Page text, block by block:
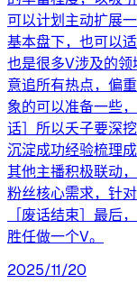
可以计划主动扩展
基本盘下，也可以
也是很多V涉及的
意追所有热点，偏
象的可以准备一些
话］所以夭子要深
沉淀成功经验梳理
其他主播积极联动
粉丝核心需求，针
［废话结束］最后
胜任做一个V。
2025/11/20